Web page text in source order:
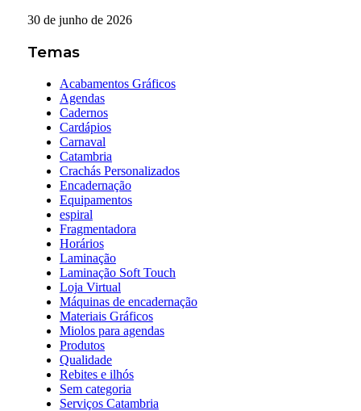
30 de junho de 2026
Temas
Acabamentos Gráficos
Agendas
Cadernos
Cardápios
Carnaval
Catambria
Crachás Personalizados
Encadernação
Equipamentos
espiral
Fragmentadora
Horários
Laminação
Laminação Soft Touch
Loja Virtual
Máquinas de encadernação
Materiais Gráficos
Miolos para agendas
Produtos
Qualidade
Rebites e ilhós
Sem categoria
Serviços Catambria